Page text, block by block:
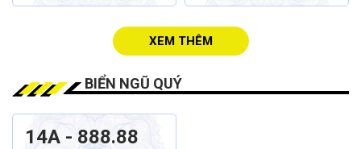
XEM THÊM
BIỂN NGŨ QUÝ
14A - 888.88